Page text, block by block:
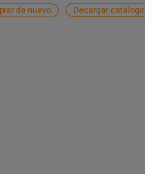
Decargar catalogo
de nuevo